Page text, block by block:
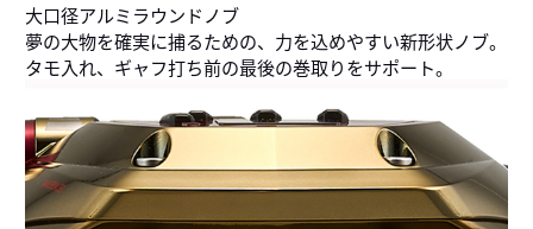
大口径アルミラウンドノブ
夢の大物を確実に捕るための、力を込めやすい新形状ノブ。
タモ入れ、ギャフ打ち前の最後の巻取りをサポート。